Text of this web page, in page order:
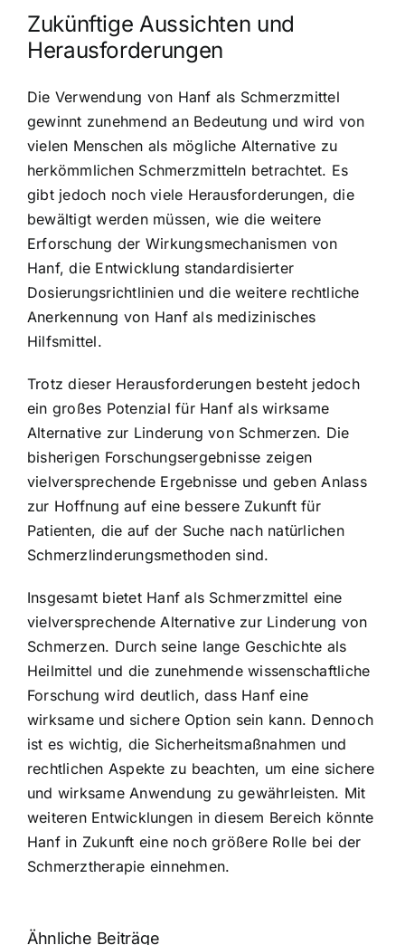
Zukünftige Aussichten und
Herausforderungen
Die Verwendung von Hanf als Schmerzmittel
gewinnt zunehmend an Bedeutung und wird von
vielen Menschen als mögliche Alternative zu
herkömmlichen Schmerzmitteln betrachtet. Es
gibt jedoch noch viele Herausforderungen, die
bewältigt werden müssen, wie die weitere
Erforschung der Wirkungsmechanismen von
Hanf, die Entwicklung standardisierter
Dosierungsrichtlinien und die weitere rechtliche
Anerkennung von Hanf als medizinisches
Hilfsmittel.
Trotz dieser Herausforderungen besteht jedoch
ein großes Potenzial für Hanf als wirksame
Alternative zur Linderung von Schmerzen. Die
bisherigen Forschungsergebnisse zeigen
vielversprechende Ergebnisse und geben Anlass
zur Hoffnung auf eine bessere Zukunft für
Patienten, die auf der Suche nach natürlichen
Schmerzlinderungsmethoden sind.
Insgesamt bietet Hanf als Schmerzmittel eine
vielversprechende Alternative zur Linderung von
Schmerzen. Durch seine lange Geschichte als
Heilmittel und die zunehmende wissenschaftliche
Forschung wird deutlich, dass Hanf eine
wirksame und sichere Option sein kann. Dennoch
ist es wichtig, die Sicherheitsmaßnahmen und
rechtlichen Aspekte zu beachten, um eine sichere
und wirksame Anwendung zu gewährleisten. Mit
weiteren Entwicklungen in diesem Bereich könnte
Hanf in Zukunft eine noch größere Rolle bei der
Schmerztherapie einnehmen.
Ähnliche Beiträge